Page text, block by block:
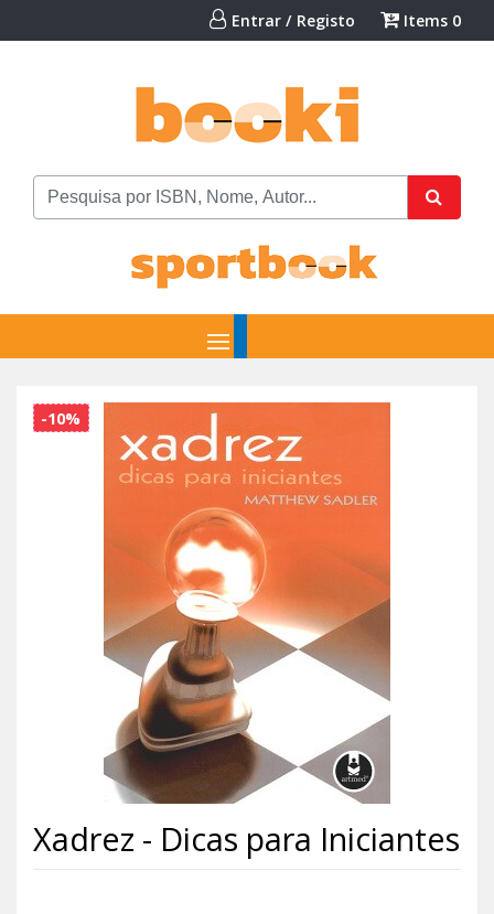
Entrar / Registo Items 0
-10%
Xadrez - Dicas para Iniciantes